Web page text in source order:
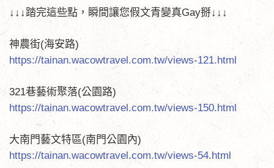
↓↓↓踏完這些點，瞬間讓您假文青變真Gay掰↓↓↓
神農街(海安路)
https://tainan.wacowtravel.com.tw/views-121.html
321巷藝術聚落(公園路)
https://tainan.wacowtravel.com.tw/views-150.html
大南門藝文特區(南門公園內)
https://tainan.wacowtravel.com.tw/views-54.html